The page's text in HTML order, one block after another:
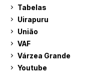
Tabelas
Uirapuru
União
VAF
Várzea Grande
Youtube